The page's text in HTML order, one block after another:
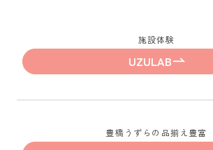
施設体験
UZULAB
豊橋うずらの品揃え豊富